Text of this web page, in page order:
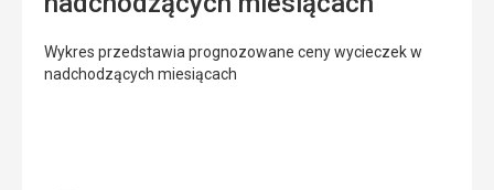
Wykres przedstawia prognozowane ceny wycieczek w
nadchodzących miesiącach